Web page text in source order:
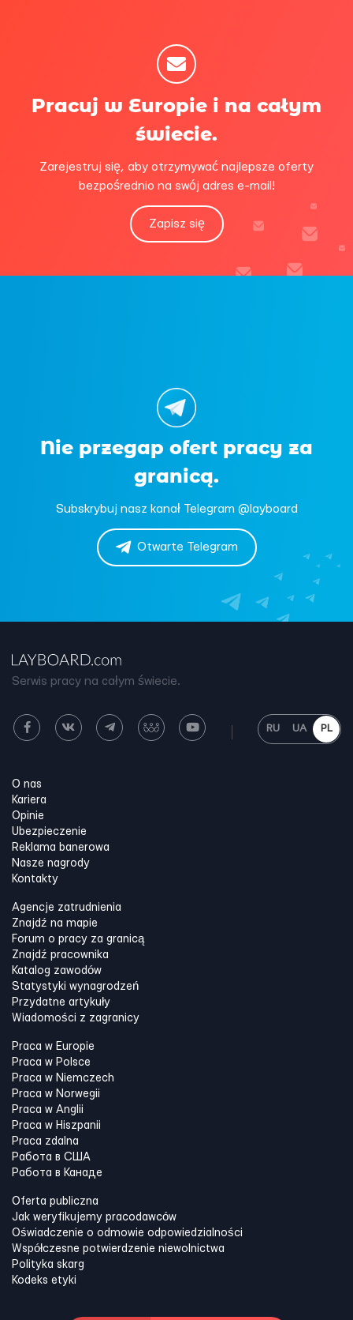
Pracuj w Europie i na całym
świecie.
Zarejestruj się, aby otrzymywać najlepsze oferty
bezpośrednio na swój adres e-mail!
Zapisz się
Nie przegap ofert pracy za
granicą.
Subskrybuj nasz kanał Telegram @layboard
Otwarte Telegram
Serwis pracy na całym świecie.
RU UA PL
O nas
Kariera
Opinie
Ubezpieczenie
Reklama banerowa
Nasze nagrody
Kontakty
Agencje zatrudnienia
Znajdź na mapie
Forum o pracy za granicą
Znajdź pracownika
Katalog zawodów
Statystyki wynagrodzeń
Przydatne artykuły
Wiadomości z zagranicy
Praca w Europie
Praca w Polsce
Praca w Niemczech
Praca w Norwegii
Praca w Anglii
Praca w Hiszpanii
Praca zdalna
Работа в США
Работа в Канадe
Oferta publiczna
Jak weryfikujemy pracodawców
Oświadczenie o odmowie odpowiedzialności
Współczesne potwierdzenie niewolnictwa
Polityka skarg
Kodeks etyki